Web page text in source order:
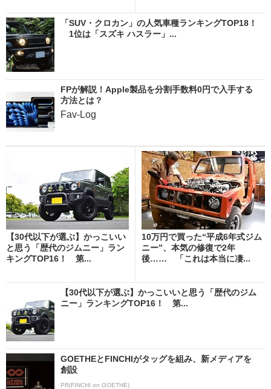
「SUV・クロカン」の人気車種ランキングTOP18！
1位は「スズキ ハスラー」...
FPが解説！Apple製品を分割手数料0円で入手する
方法とは？
Fav-Log
【30代以下が選ぶ】かっこいい
と思う「歴代のジムニー」ラン
キングTOP16！ 第...
10万円で買った“平成6年式ジム
ニー”、本気の修復で2年
後…… 「これは本当に凄...
【30代以下が選ぶ】かっこいいと思う「歴代のジム
ニー」ランキングTOP16！ 第...
GOETHEとFINCHIがタッグを組み、新メディアを
創設
PR(FINCHI on GOETHE)